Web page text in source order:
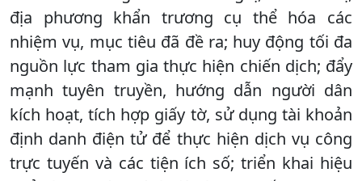
địa phương khẩn trương cụ thể hóa các
nhiệm vụ, mục tiêu đã đề ra; huy động tối đa
nguồn lực tham gia thực hiện chiến dịch; đẩy
mạnh tuyên truyền, hướng dẫn người dân
kích hoạt, tích hợp giấy tờ, sử dụng tài khoản
định danh điện tử để thực hiện dịch vụ công
trực tuyến và các tiện ích số; triển khai hiệu